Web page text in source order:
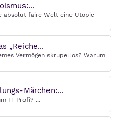
absolut faire Welt eine Utopie
„Reiche...
Vermögen skrupellos? Warum
Märchen:...
IT-Profi? ...